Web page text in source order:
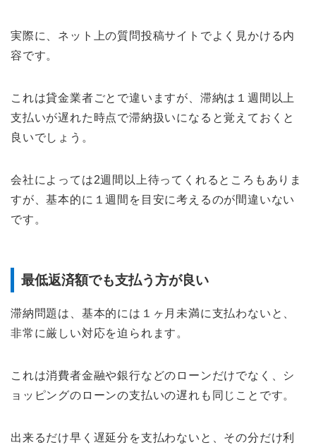
実際に、ネット上の質問投稿サイトでよく見かける内
容です。
これは貸金業者ごとで違いますが、滞納は１週間以上
支払いが遅れた時点で滞納扱いになると覚えておくと
良いでしょう。
会社によっては2週間以上待ってくれるところもありま
すが、基本的に１週間を目安に考えるのが間違いない
です。
最低返済額でも支払う方が良い
滞納問題は、基本的には１ヶ月未満に支払わないと、
非常に厳しい対応を迫られます。
これは消費者金融や銀行などのローンだけでなく、シ
ョッピングのローンの支払いの遅れも同じことです。
出来るだけ早く遅延分を支払わないと、その分だけ利